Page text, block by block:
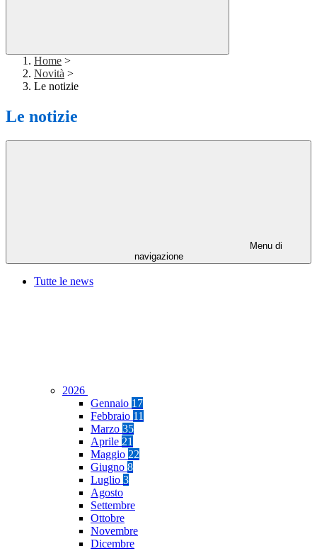
Home >
Novità >
Le notizie
Le notizie
Menu di
navigazione
Tutte le news
2026
Gennaio 17
Febbraio 11
Marzo 35
Aprile 21
Maggio 22
Giugno 8
Luglio 3
Agosto
Settembre
Ottobre
Novembre
Dicembre